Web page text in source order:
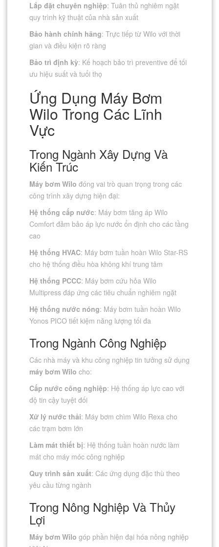
Lắp đặt chuyên nghiệp: Tuân thủ nghiêm ngặt
quy trình kỹ thuật của nhà sản xuất
Bảo hành chính hãng: Trực tiếp từ Wilo với thời
gian và điều kiện rõ ràng
Bảo trì định kỳ: Kế hoạch bảo trì preventive để tối
ưu hiệu suất và tuổi thọ
Ứng Dụng Máy Bơm
Wilo Trong Các Lĩnh
Vực
Trong Ngành Xây Dựng Và
Kiến Trúc
Máy bơm Wilo đóng vai trò quan trọng trong các
công trình xây dựng hiện đại:
Hệ thống cấp nước: Máy bơm tăng áp Wilo
Comfort đảm bảo áp lực nước ổn định cho các tầng
cao
Hệ thống HVAC: Máy bơm tuần hoàn Wilo Star-RS
cho hệ thống điều hòa không khí trung tâm
Hệ thống PCCC: Máy bơm cứu hỏa Wilo
Multipress đáp ứng các tiêu chuẩn nghiêm ngặt
Hệ thống nước nóng: Máy bơm tuần hoàn Wilo
Yonos PICO tiết kiệm năng lượng tối đa
Trong Ngành Công Nghiệp
Các nhà máy và khu công nghiệp tin tưởng sử dụng
máy bơm Wilo cho:
Cấp nước công nghiệp: Hệ thống áp lực cao với
độ tin cậy tuyệt đối
Xử lý nước thải: Máy bơm chìm Wilo Rexa cho
các trạm bơm lớn
Làm mát thiết bị: Hệ thống tuần hoàn nước làm
mát cho máy móc công nghiệp
Quy trình sản xuất: Các ứng dụng đặc thù theo
yêu cầu từng ngành
Trong Nông Nghiệp Và Thủy
Lợi
Máy bơm Wilo góp phần hiện đại hóa nông nghiệp